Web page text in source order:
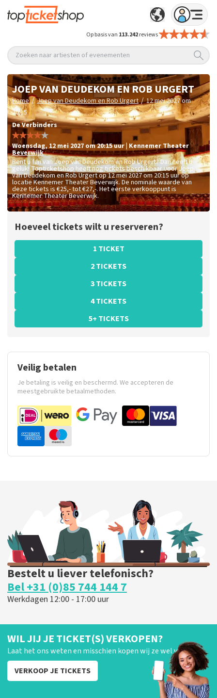
Op basis van 113.242reviews
Zoeken naar artiesten of evenementen
JOEP VAN DEUDEKOM EN ROB URGERT
Home / Joep van Deudekom en Rob Urgert / 12 mei 2027 om
20:15
De Verbinders
woensdag,12 mei 2027 om 20:15uur Kennemer Theater
Beverwijk
Bent u fan van Joep van Deudekom en Rob Urgert? Dan heeft u
geluk! Topticketshop heeft nog tickets beschikbaar voor Joep
van Deudekom en Rob Urgert op 12 mei 2027 om 20:15 uur op
locatie Kennemer Theater Beverwijk. De nominale waarde van
deze tickets is €25,- tot €27,-. Het eerste verkooppunt is
Kennemer Theater Beverwijk.
Hoeveel tickets wilt u reserveren?
1 TICKET
2 TICKETS
3 TICKETS
4 TICKETS
5+ TICKETS
Veilig betalen
Je betaling is veilig en beschermd. We accepteren de
meestgebruikte betaalmethoden.
Bestelt u liever telefonisch?
Bel +31 (0)85 744 144 7
Werkdagen 12:00 - 17:00 uur
WIL JIJ JE TICKET(S) VERKOPEN?
Laat het ons weten en misschien kopen wij ze wel van je!
VERKOOP JE TICKETS